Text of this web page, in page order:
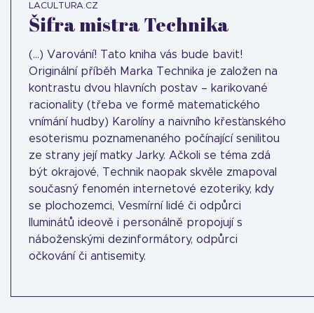
LACULTURA.CZ
Šifra mistra Technika
(...) Varování! Tato kniha vás bude bavit!
Originální příběh Marka Technika je založen na
kontrastu dvou hlavních postav – karikované
racionality (třeba ve formě matematického
vnímání hudby) Karolíny a naivního křesťanského
esoterismu poznamenaného počínající senilitou
ze strany její matky Jarky. Ačkoli se téma zdá
být okrajové, Technik naopak skvěle zmapoval
současný fenomén internetové ezoteriky, kdy
se plochozemci, Vesmírní lidé či odpůrci
Iluminátů ideově i personálně propojují s
náboženskými dezinformátory, odpůrci
očkování či antisemity.